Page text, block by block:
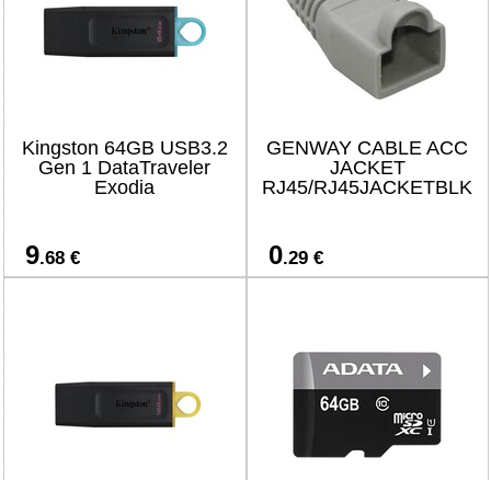
Kingston 64GB USB3.2
Gen 1 DataTraveler
Exodia
9.68 €
GENWAY CABLE ACC
JACKET
RJ45/RJ45JACKETBLK
0.29 €